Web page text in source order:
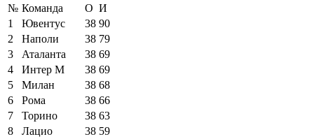
№ Команда О И
1
Ювентус 38 90
2
Наполи 38 79
3
Аталанта 38 69
4
Интер М 38 69
5
Милан 38 68
6
Рома 38 66
7
Торино 38 63
8
Лацио 38 59